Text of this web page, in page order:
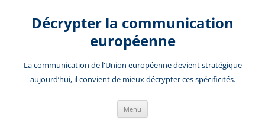
contenuDécrypter la communication
européenne
La communication de l'Union européenne devient stratégique
aujourd’hui, il convient de mieux décrypter ces spécificités.
Menu